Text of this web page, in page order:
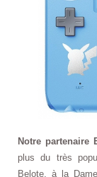
Notre partenaire
plus du très
Belote, à la